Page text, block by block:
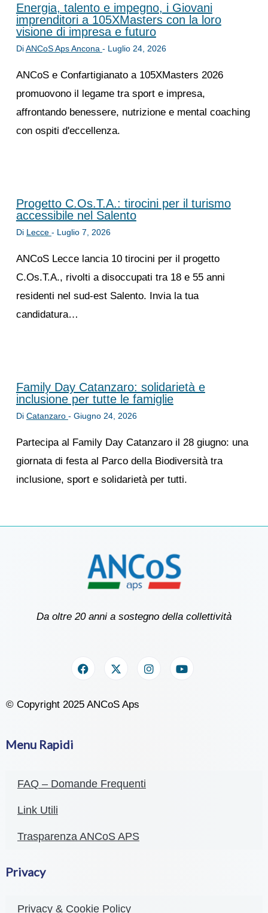
Energia, talento e impegno, i Giovani
imprenditori a 105XMasters con la loro
visione di impresa e futuro
DiANCoS Aps Ancona - Luglio 24, 2026
ANCoS e Confartigianato a 105XMasters 2026
promuovono il legame tra sport e impresa,
affrontando benessere, nutrizione e mental coaching
con ospiti d'eccellenza.
Progetto C.Os.T.A.: tirocini per il turismo
accessibile nel Salento
Di Lecce - Luglio 7, 2026
ANCoS Lecce lancia 10 tirocini per il progetto
C.Os.T.A., rivolti a disoccupati tra 18 e 55 anni
residenti nel sud-est Salento. Invia la tua
candidatura…
Family Day Catanzaro: solidarietà e
inclusione per tutte le famiglie
Di Catanzaro - Giugno 24, 2026
Partecipa al Family Day Catanzaro il 28 giugno: una
giornata di festa al Parco della Biodiversità tra
inclusione, sport e solidarietà per tutti.
Da oltre 20 anni a sostegno della collettività
© Copyright 2025 ANCoS Aps
Menu Rapidi
FAQ – Domande Frequenti
Link Utili
Trasparenza ANCoS APS
Privacy
Privacy & Cookie Policy